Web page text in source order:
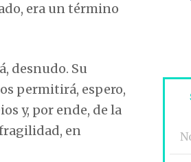
era un término
desnudo. Su
permitirá, espero,
y, por ende, de la
en